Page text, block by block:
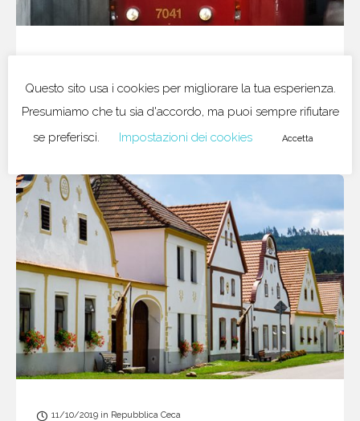
Scoprire Praga in solitaria a bordo del
tram 22
11/10/2019 in Repubblica Ceca
Questo sito usa i cookies per migliorare la tua esperienza.
Presumiamo che tu sia d'accordo, ma puoi sempre rifiutare
se preferisci.
Impostazioni dei cookies Accetta